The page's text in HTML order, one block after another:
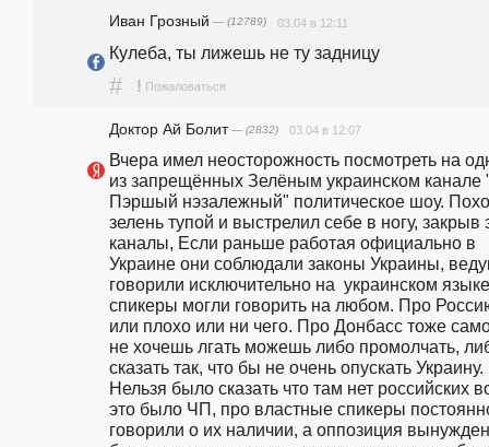
Иван Грозный — (12789) 03.04 в 12:11
Кулеба, ты лижешь не ту задницу
# ! Пожаловаться
Доктор Ай Болит— (2832) 03.04 в 12:07
Вчера имел неосторожность посмотреть на
из запрещённых Зелёным украинском канале
Пэршый нэзалежный" политическое шоу.
зелень тупой и выстрелил себе в ногу, закрыв
каналы, Если раньше работая официально в
Украине они соблюдали законы Украины,
говорили исключительно на  украинском
спикеры могли говорить на любом. Про
или плохо или ни чего. Про Донбасс тоже
не хочешь лгать можешь либо промолчать,
сказать так, что бы не очень опускать Украину.
Нельзя было сказать что там нет российских
это было ЧП, про властные спикеры
говорили о их наличии, а оппозиция